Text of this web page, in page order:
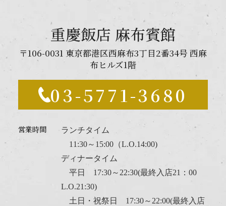
重慶飯店 麻布賓館
〒106-0031 東京都港区西麻布3丁目2番34号 西麻
布ヒルズ1階
03-5771-3680
営業時間
ランチタイム
11:30～15:00（L.O.14:00)
ディナータイム
平日 17:30～22:30(最終入店21：00
L.O.21:30)
土日・祝祭日 17:30～22:00(最終入店